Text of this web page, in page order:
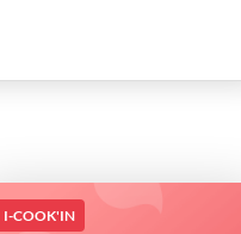
I-COOK'IN